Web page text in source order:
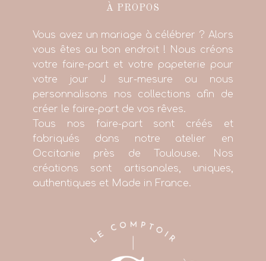
À PROPOS
Vous avez un mariage à célébrer ? Alors
vous êtes au bon endroit ! Nous créons
votre faire-part et votre papeterie pour
votre jour J sur-mesure ou nous
personnalisons nos collections afin de
créer le faire-part de vos rêves.
Tous nos faire-part sont créés et
fabriqués dans notre atelier en
Occitanie près de Toulouse. Nos
créations sont artisanales, uniques,
authentiques et Made in France.